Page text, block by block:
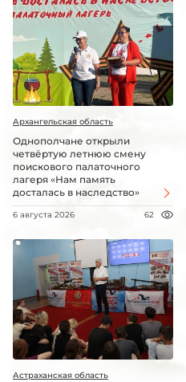
Архангельская область
Однополчане открыли
четвёртую летнюю смену
поискового палаточного
лагеря «Нам память
досталась в наследство»
6 августа 2026 62
Астраханская область